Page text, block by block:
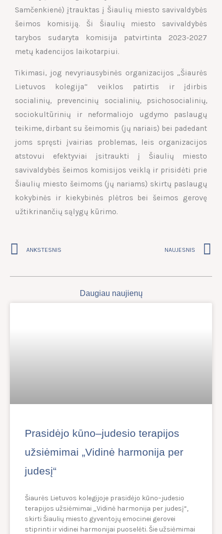
Samčenkienė) įtrauktas į Šiaulių miesto savivaldybės
šeimos komisiją. Ši Šiaulių miesto savivaldybės
tarybos sudaryta komisija patvirtinta 2023-2027
metų kadencijos laikotarpiui.
Tikimasi, jog nevyriausybinės organizacijos „Šiaurės
Lietuvos kolegija“ veiklos patirtis ir įdirbis
socialinių, prevencinių socialinių, psichosocialinių,
sociokultūrinių ir neformaliojo ugdymo paslaugų
teikime, dirbant su šeimomis (jų nariais) bei padedant
joms spręsti įvairias problemas, leis organizacijos
atstovui efektyviai įsitraukti į Šiaulių miesto
savivaldybės šeimos komisijos veiklą ir prisidėti prie
Šiaulių miesto šeimoms (jų nariams) skirtų paslaugų
kokybinės ir kiekybinės plėtros bei šeimos gerovę
užtikrinančių sąlygų kūrimo.
Prev
ANKSTESNIS NAUJESNIS
Daugiau naujienų
Prasidėjo kūno–judesio terapijos
užsiėmimai „Vidinė harmonija per
judesį“
Šiaurės Lietuvos kolegijoje prasidėjo kūno–judesio
terapijos užsiėmimai „Vidinė harmonija per judesį“,
skirti Šiaulių miesto gyventojų emocinei gerovei
stiprinti ir vidinei harmonijai puoselėti. Šie užsiėmimai